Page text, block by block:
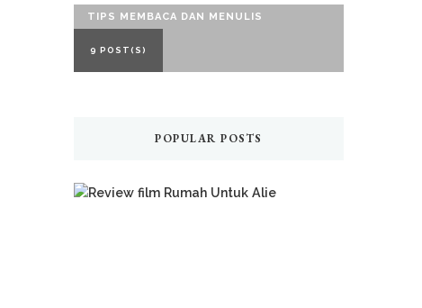
TIPS MEMBACA DAN MENULIS
9 POST(S)
POPULAR POSTS